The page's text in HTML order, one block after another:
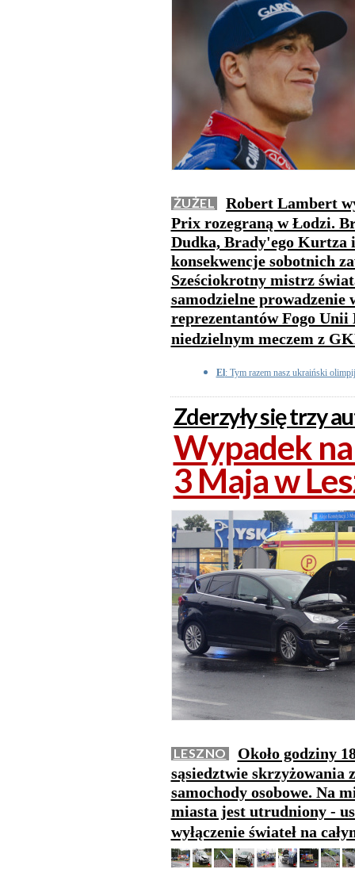
ŻUŻEL
Robert Lambert
Prix rozegraną w Łodzi.
Dudka, Brady'ego Kurtza
konsekwencje sobotnich
Sześciokrotny mistrz
samodzielne
reprezentantów Fogo Unii
niedzielnym meczem z
El: Tym razem nasz ukraiński
Zderzyły się trzy
Wypadek
3 Maja w
LESZNO
Około godziny
sąsiedztwie skrzyżowania
samochody osobowe. Na
miasta jest utrudniony -
wyłączenie świateł na